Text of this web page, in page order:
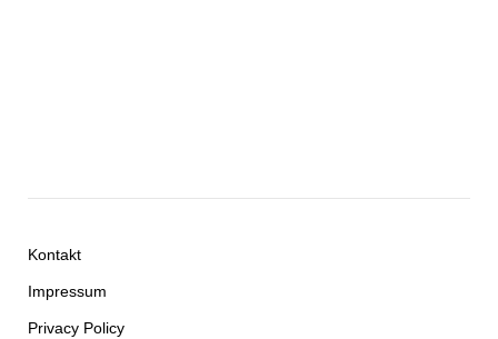
Kontakt
Impressum
Privacy Policy